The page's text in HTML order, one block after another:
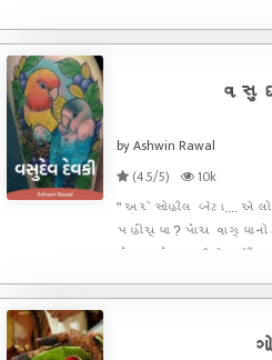
હજુ એક મહિના
by Ashwin Rawal
(4.5/5)
10k
" અરે સોહીલ બેટા.... એ
પહોંચ્યા ? પાંચ
ચંદ્રકાંતભાઈએ
રહેવા દે સોહીલ...